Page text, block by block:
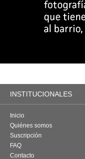
INSTITUCIONALES
Inicio
Quiénes somos
Suscripción
FAQ
Contacto